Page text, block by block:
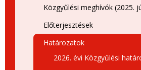
Közgyűlési meghívók (2025.
Előterjesztések
Határozatok
2026. évi Közgyűlési